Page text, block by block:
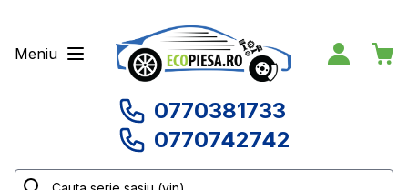
Meniu
0770381733
0770742742